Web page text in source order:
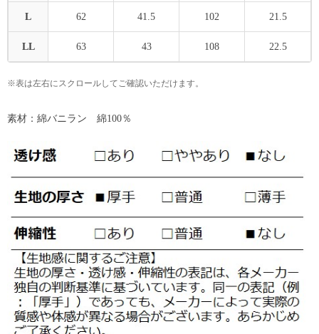
L 62 41.5 102 21.5
LL 63 43 108 22.5
※表は左右にスクロールしてご確認いただけます。
素材：綿バニラン 綿100％